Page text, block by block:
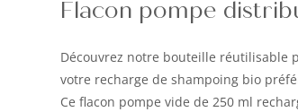
Flacon pompe
Découvrez notre bouteille réutilisable
votre recharge de shampoing bio
Ce flacon pompe vide de 250 ml